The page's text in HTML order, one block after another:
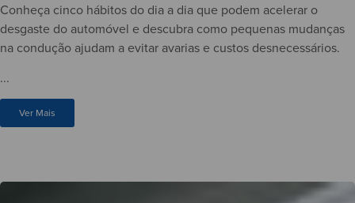
Conheça cinco hábitos do dia a dia que podem acelerar o
desgaste do automóvel e descubra como pequenas mudanças
na condução ajudam a evitar avarias e custos desnecessários.
...
Ver Mais